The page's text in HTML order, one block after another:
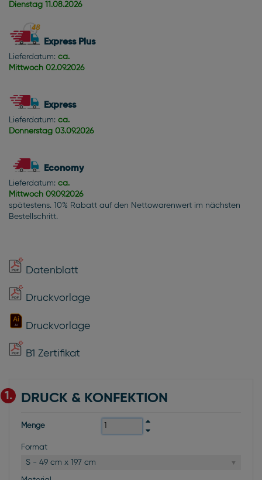
Dienstag 11.08.2026
Express Plus
Lieferdatum: ca.
Mittwoch 02.09.2026
Express
Lieferdatum: ca.
Donnerstag 03.09.2026
Economy
Lieferdatum: ca.
Mittwoch 09.09.2026
spätestens. 10% Rabatt auf den Nettowarenwert im nächsten
Bestellschritt.
Datenblatt
Druckvorlage
Druckvorlage
B1 Zertifikat
1. DRUCK & KONFEKTION
Menge
Format
S - 49 cm x 197 cm